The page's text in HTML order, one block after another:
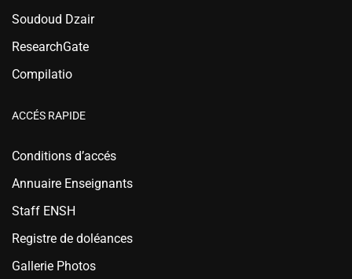
Soudoud Dzair
ResearchGate
Compilatio
ACCÉS RAPIDE
Conditions d’accés
Annuaire Enseignants
Staff ENSH
Registre de doléances
Gallerie Photos